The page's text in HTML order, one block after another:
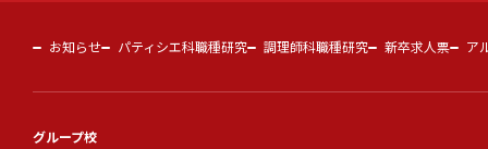
お知らせ パティシエ科職種研究 調理師科職種研究 新卒求人票 ア
グループ校